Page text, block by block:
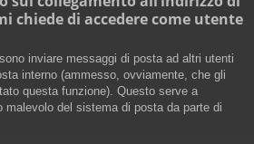
chiede di accedere come utente
inviare messaggi di posta ad altri utenti
interno (ammesso, ovviamente, che gli
questa funzione). Questo serve a
malevolo del sistema di posta da parte di